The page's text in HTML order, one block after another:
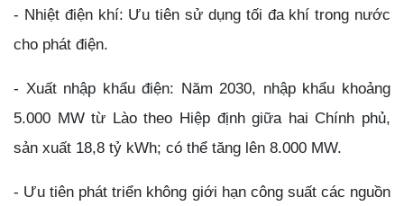
- Nhiệt điện khí: Ưu tiên sử dụng tối đa khí trong nước
cho phát điện.
- Xuất nhập khẩu điện: Năm 2030, nhập khẩu khoảng
5.000 MW từ Lào theo Hiệp định giữa hai Chính phủ,
sản xuất 18,8 tỷ kWh; có thể tăng lên 8.000 MW.
- Ưu tiên phát triển không giới hạn công suất các nguồn